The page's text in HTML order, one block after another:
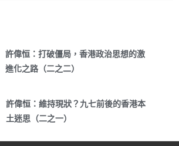
許偉恒：打破僵局，香港政治思想的激
進化之路（二之二）
許偉恒：維持現狀？九七前後的香港本
土迷思（二之一）